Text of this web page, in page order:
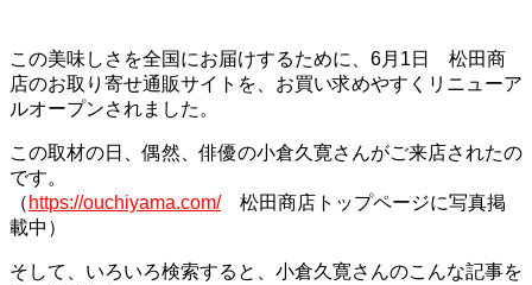
この美味しさを全国にお届けするために、6月1日 松田商
店のお取り寄せ通販サイトを、お買い求めやすくリニューア
ルオープンされました。
この取材の日、偶然、俳優の小倉久寛さんがご来店されたの
です。
（ https://ouchiyama.com/松田商店トップページに写真掲
載中）
そして、いろいろ検索すると、小倉久寛さんのこんな記事を